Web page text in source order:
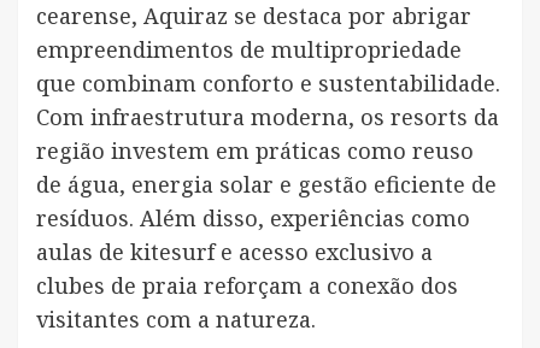
cearense, Aquiraz se destaca por abrigar
empreendimentos de multipropriedade
que combinam conforto e sustentabilidade.
Com infraestrutura moderna, os resorts da
região investem em práticas como reuso
de água, energia solar e gestão eficiente de
resíduos. Além disso, experiências como
aulas de kitesurf e acesso exclusivo a
clubes de praia reforçam a conexão dos
visitantes com a natureza.